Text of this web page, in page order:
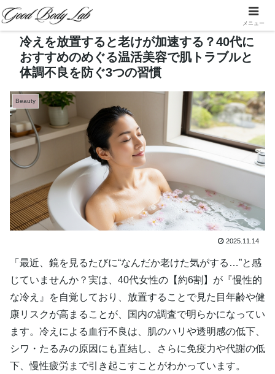
冷えを放置すると老けが加速する？40代に
おすすめのめぐる温活美容で肌トラブルと
体調不良を防ぐ3つの習慣
Beauty
2025.11.14
「最近、鏡を見るたびに“なんだか老けた気がする…”と感
じていませんか？実は、40代女性の【約6割】が『慢性的
な冷え』を自覚しており、放置することで見た目年齢や健
康リスクが高まることが、国内の調査で明らかになってい
ます。冷えによる血行不良は、肌のハリや透明感の低下、
シワ・たるみの原因にも直結し、さらに免疫力や代謝の低
下、慢性疲労まで引き起こすことがわかっています。
メニュー